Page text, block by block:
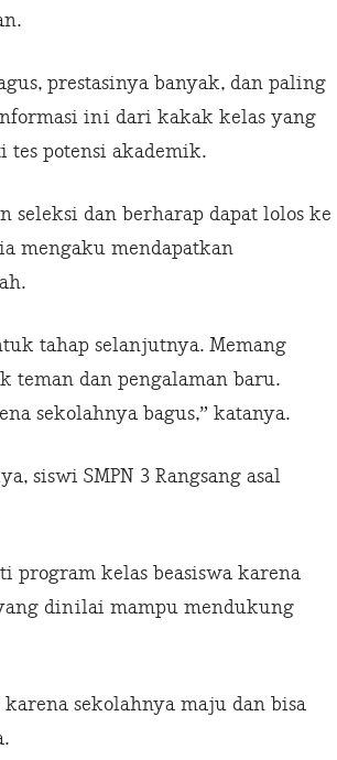
prestasinya banyak, dan paling
ini dari kakak kelas yang
tes potensi akademik.
seleksi dan berharap dapat lolos ke
mengaku mendapatkan
tahap selanjutnya. Memang
teman dan pengalaman baru.
sekolahnya bagus,” katanya.
siswi SMPN 3 Rangsang asal
program kelas beasiswa karena
dinilai mampu mendukung
sekolahnya maju dan bisa